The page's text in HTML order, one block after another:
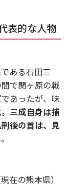
表的な人物
ある石田三
で関ヶ原の戦
あったが、味
三成自身は捕
後の首は、見
。
在の熊本県）